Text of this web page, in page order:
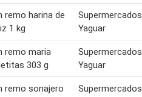
remo harina de
1 kg
Supermercados
Yaguar
remo maria
303 g
Supermercados
Yaguar
remo sonajero
Supermercados